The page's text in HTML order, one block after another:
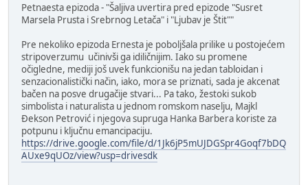
Petnaesta epizoda - "Šaljiva uvertira pred epizode "Susret
Marsela Prusta i Srebrnog Letača" i "Ljubav je Štit""
Pre nekoliko epizoda Ernesta je poboljšala prilike u postojećem
stripoverzumu učinivši ga idiličnijim. Iako su promene
očigledne, mediji još uvek funkcionišu na jedan tabloidan i
senzacionalistički način, iako, mora se priznati, sada je akcenat
bačen na posve drugačije stvari... Pa tako, žestoki sukob
simbolista i naturalista u jednom romskom naselju, Majkl
Đekson Petrović i njegova supruga Hanka Barbera koriste za
potpunu i ključnu emancipaciju.
https://drive.google.com/file/d/1Jk6jP5mUJDGSpr4Goqf7bDQ
AUxe9qUOz/view?usp=drivesdk